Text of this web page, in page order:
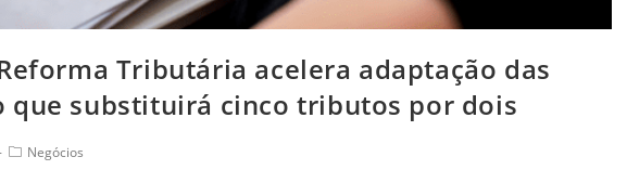
Tributária acelera adaptação das
que substituirá cinco tributos por dois
Negócios